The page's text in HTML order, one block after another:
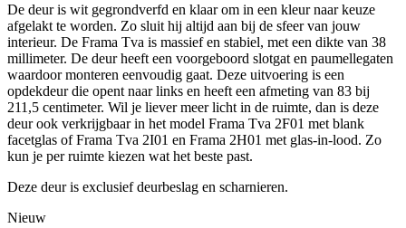
De deur is wit gegrondverfd en klaar om in een kleur naar keuze
afgelakt te worden. Zo sluit hij altijd aan bij de sfeer van jouw
interieur. De Frama Tva is massief en stabiel, met een dikte van 38
millimeter. De deur heeft een voorgeboord slotgat en paumellegaten
waardoor monteren eenvoudig gaat. Deze uitvoering is een
opdekdeur die opent naar links en heeft een afmeting van 83 bij
211,5 centimeter. Wil je liever meer licht in de ruimte, dan is deze
deur ook verkrijgbaar in het model Frama Tva 2F01 met blank
facetglas of Frama Tva 2I01 en Frama 2H01 met glas-in-lood. Zo
kun je per ruimte kiezen wat het beste past.
Deze deur is exclusief deurbeslag en scharnieren.
Nieuw